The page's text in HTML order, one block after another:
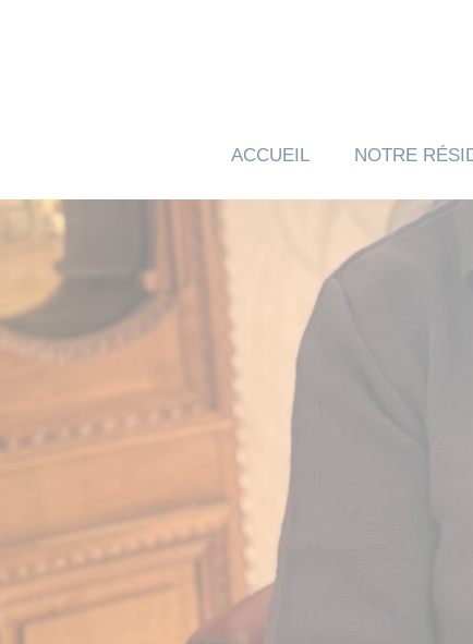
ACCUEIL NOTRE